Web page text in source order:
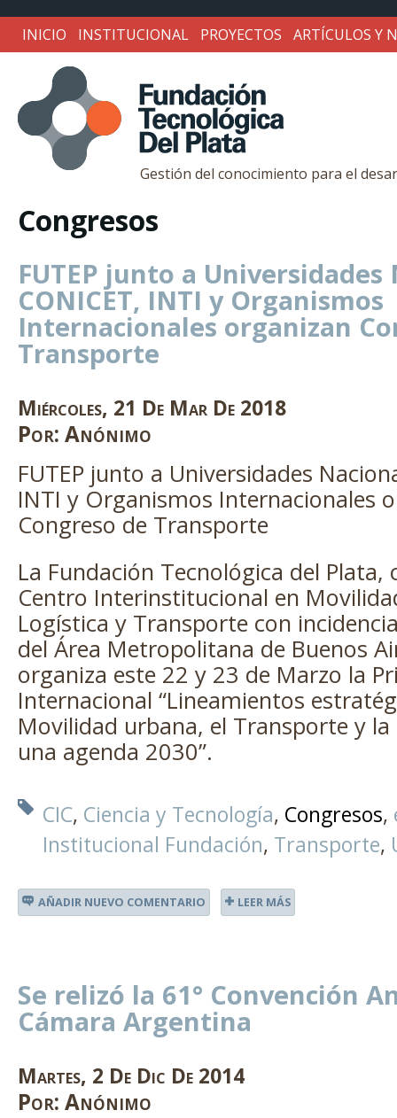
INICIO INSTITUCIONAL PROYECTOS ARTÍCULOS Y
Fundación
Tecnológica
Del
Plata
Gestión del conocimiento para el
Congresos
FUTEP junto a Universidades
CONICET, INTI y Organismos
Internacionales organizan
Transporte
Miércoles, 21 De Mar De 2018
Por: Anónimo
FUTEP junto a Universidades
INTI y Organismos Internacionales
Congreso de Transporte
La Fundación Tecnológica del
Centro Interinstitucional en
Logística y Transporte con
del Área Metropolitana de Buenos
organiza este 22 y 23 de Marzo la
Internacional “Lineamientos
Movilidad urbana, el Transporte y
una agenda 2030”.
CIC Ciencia y Tecnología Congresos
Institucional Fundación Transporte
AÑADIR NUEVO COMENTARIO LEER MÁS
Se relizó la 61° Convención
Cámara Argentina
Martes, 2 De Dic De 2014
Por: Anónimo